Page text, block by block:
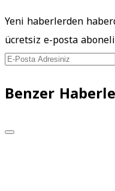
Yeni haberlerden
ücretsiz e-posta
Benzer